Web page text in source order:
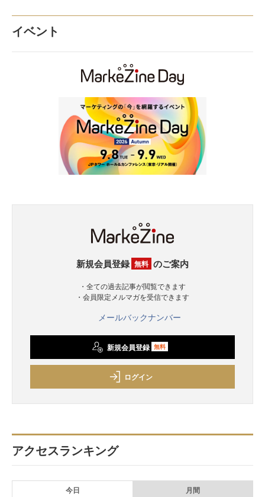
イベント
新規会員登録 無料 のご案内
・全ての過去記事が閲覧できます
・会員限定メルマガを受信できます
メールバックナンバー
新規会員登録 無料
ログイン
アクセスランキング
今日 月間